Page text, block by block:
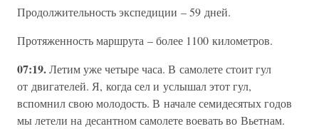
Продолжительность экспедиции – 59 дней.
Протяженность маршрута – более 1100 километров.
07:19.Летим уже четыре часа. В самолете стоит гул
от двигателей. Я, когда сел и услышал этот гул,
вспомнил свою молодость. В начале семидесятых годов
мы летели на десантном самолете воевать во Вьетнам.